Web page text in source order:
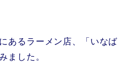
あるラーメン店、「いなば
ました。